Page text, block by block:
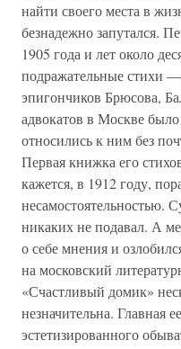
найти своего места в
безнадежно запутался.
1905 года и лет около
подражательные стихи
эпигончиков Брюсова,
адвокатов в Москве
относились к ним без
Первая книжка его
кажется, в 1912 году,
несамостоятельностью.
никаких не подавал. А
о себе мнения и
на московский
«Счастливый домик»
незначительна. Главная
эстетизированного